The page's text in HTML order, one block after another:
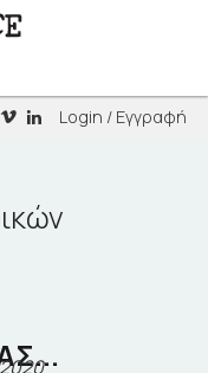
Login / Εγγραφή